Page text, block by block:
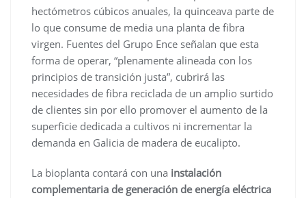
hectómetros cúbicos anuales, la quinceava parte de
lo que consume de media una planta de fibra
virgen. Fuentes del Grupo Ence señalan que esta
forma de operar, “plenamente alineada con los
principios de transición justa”, cubrirá las
necesidades de fibra reciclada de un amplio surtido
de clientes sin por ello promover el aumento de la
superficie dedicada a cultivos ni incrementar la
demanda en Galicia de madera de eucalipto.
La bioplanta contará con una instalación
complementaria de generación de energía eléctrica